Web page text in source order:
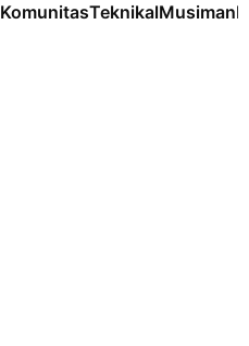
KomunitasTeknikalMusiman